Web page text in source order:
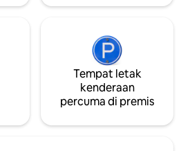
Tempat letak
kenderaan
percuma di premis